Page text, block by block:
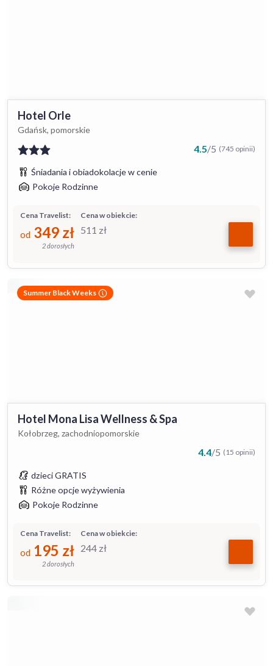
Hotel Orle
Gdańsk, pomorskie
4.5/5 (745 opinii)
Śniadania i obiadokolacje w cenie
Pokoje Rodzinne
Cena w obiekcie:
511 zł
Cena Travelist:
od 349 zł
2 dorosłych
Summer Black Weeks
Hotel Mona Lisa Wellness & Spa
Kołobrzeg, zachodniopomorskie
4.4/5 (15 opinii)
dzieci GRATIS
Różne opcje wyżywienia
Pokoje Rodzinne
Cena w obiekcie:
244 zł
Cena Travelist:
od 195 zł
2 dorosłych